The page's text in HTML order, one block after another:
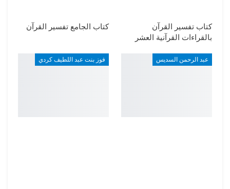
كتاب تفسير القرآن
بالقراءات القرآنية العشر
كتاب الجامع تفسير القرآن
عبد الرحمن السديس فوز بنت عبد اللطيف كردي